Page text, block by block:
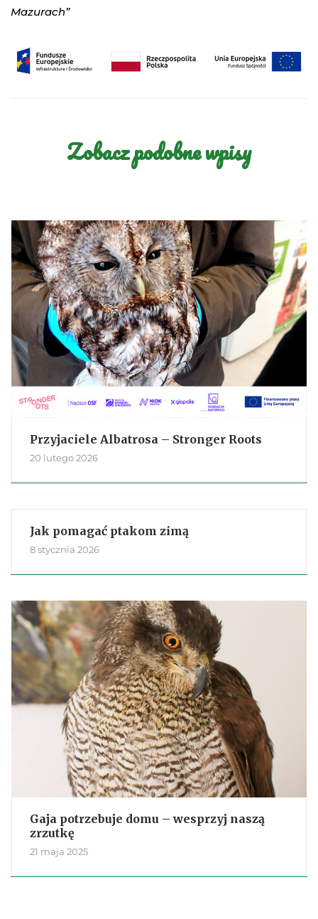
Mazurach”
Zobacz podobne wpisy
Przyjaciele Albatrosa – Stronger Roots
20 lutego 2026
Jak pomagać ptakom zimą
8 stycznia 2026
Gaja potrzebuje domu – wesprzyj naszą
zrzutkę
21 maja 2025